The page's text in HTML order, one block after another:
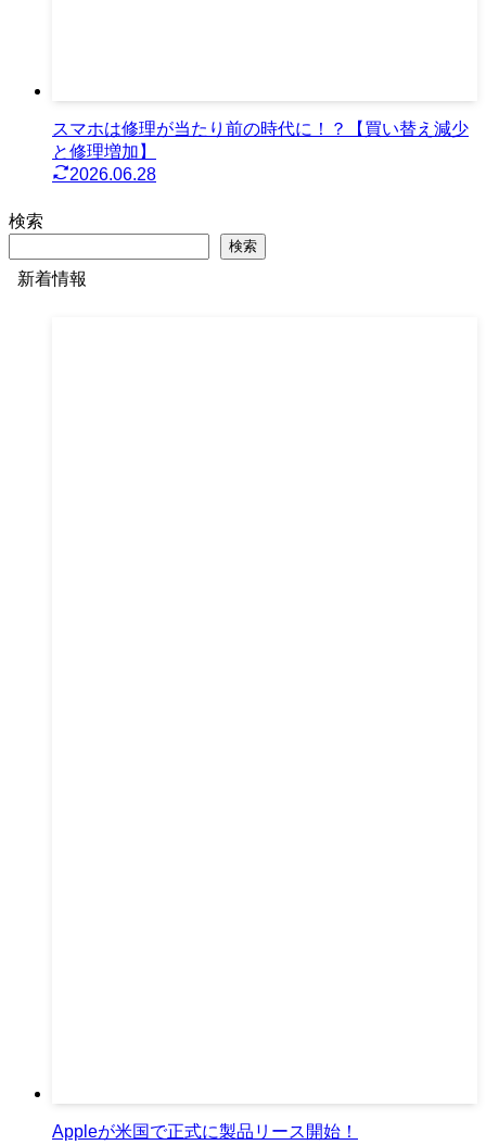
スマホは修理が当たり前の時代に！？【買い替え減少
と修理増加】
2026.06.28
検索
検索
新着情報
Appleが米国で正式に製品リース開始！